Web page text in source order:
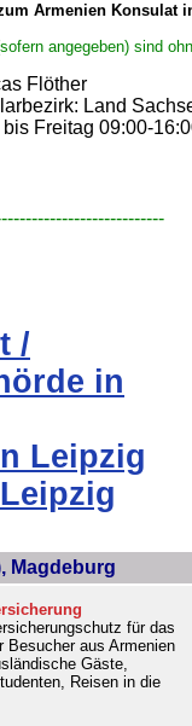
Armenien Konsulat
angegeben) sind
Flöther
Land
Freitag 09:00-
/
in
Leipzig
Magdeburg
für das
Besucher aus Armenien
Gäste,
Reisen in die